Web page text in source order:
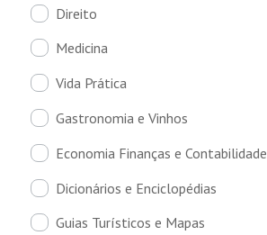
Direito
Medicina
Vida Prática
Gastronomia e Vinhos
Economia Finanças e Contabilidade
Dicionários e Enciclopédias
Guias Turísticos e Mapas